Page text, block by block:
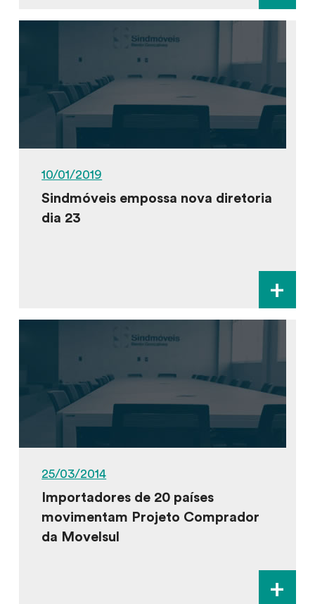
10/01/2019
Sindmóveis empossa nova diretoria
dia 23
+
25/03/2014
Importadores de 20 países
movimentam Projeto Comprador
da Movelsul
+